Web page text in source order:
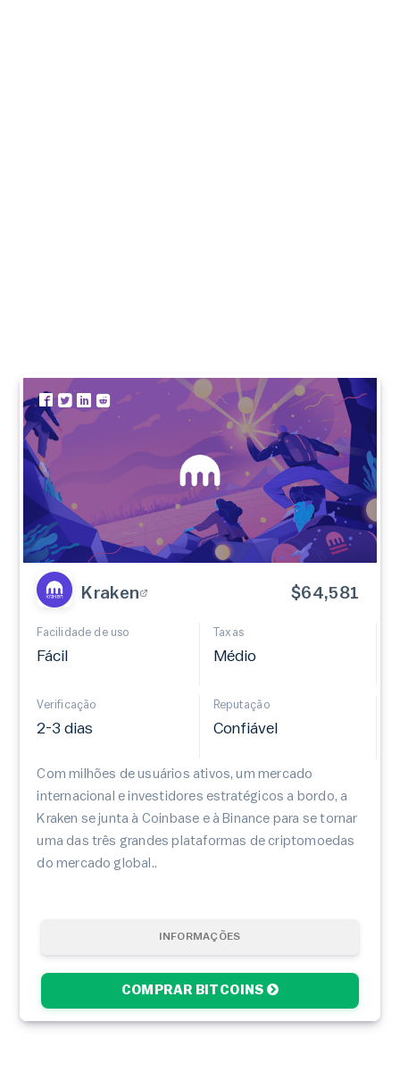
INFORMAÇÕES
COMPRAR BITCOINS
Kraken $64,581
Facilidade de uso
Fácil
Taxas
Médio
Verificação
2-3 dias
Reputação
Confiável
Com milhões de usuários ativos, um mercado
internacional e investidores estratégicos a bordo, a
Kraken se junta à Coinbase e à Binance para se tornar
uma das três grandes plataformas de criptomoedas
do mercado global..